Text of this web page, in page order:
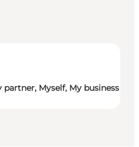
partner, Myself, My business